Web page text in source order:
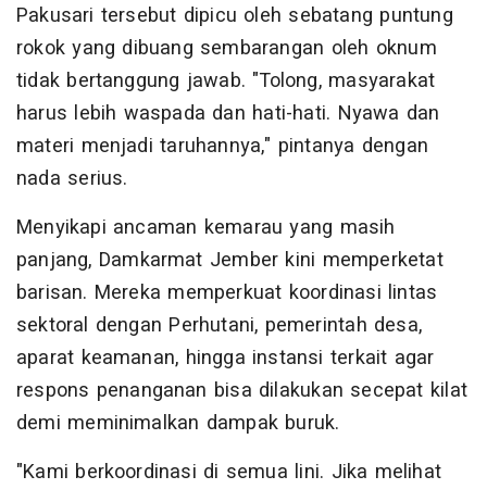
Pakusari tersebut dipicu oleh sebatang puntung
rokok yang dibuang sembarangan oleh oknum
tidak bertanggung jawab. "Tolong, masyarakat
harus lebih waspada dan hati-hati. Nyawa dan
materi menjadi taruhannya," pintanya dengan
nada serius.
​Menyikapi ancaman kemarau yang masih
panjang, Damkarmat Jember kini memperketat
barisan. Mereka memperkuat koordinasi lintas
sektoral dengan Perhutani, pemerintah desa,
aparat keamanan, hingga instansi terkait agar
respons penanganan bisa dilakukan secepat kilat
demi meminimalkan dampak buruk.
​"Kami berkoordinasi di semua lini. Jika melihat